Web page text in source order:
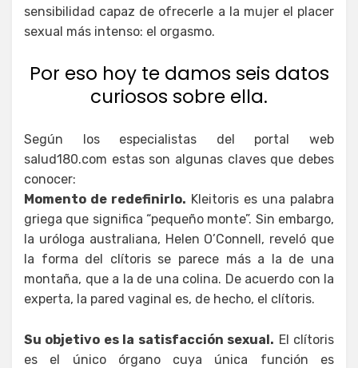
sensibilidad capaz de ofrecerle a la mujer el placer
sexual más intenso: el orgasmo.
Por eso hoy te damos seis datos
curiosos sobre ella.
Según los especialistas del portal web
salud180.com estas son algunas claves que debes
conocer:
Momento de redefinirlo. Kleitoris es una palabra
griega que significa “pequeño monte”. Sin embargo,
la uróloga australiana, Helen O’Connell, reveló que
la forma del clítoris se parece más a la de una
montaña, que a la de una colina. De acuerdo con la
experta, la pared vaginal es, de hecho, el clítoris.
Su objetivo es la satisfacción sexual. El clítoris
es el único órgano cuya única función es